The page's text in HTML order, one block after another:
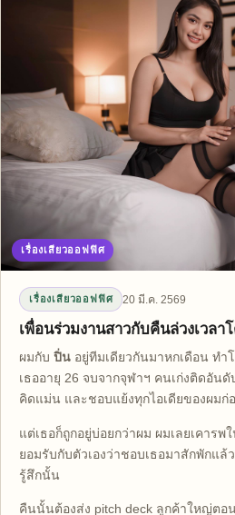
เรื่องเสียวออฟฟิศ
เรื่องเสียวออฟฟิศ 20 มี.ค. 2569
เพื่อนร่วมงานสาวกับคืนล่วงเวลา
ผมกับ ปิ่น อยู่ทีมเดียวกันมาหกเดือน ทำ
เธออายุ 26 จบจากจุฬาฯ คนเก่งติดอัน
คิดแม่น และชอบแย้งทุกไอเดียของผมก่
แต่เธอก็ถูกอยู่บ่อยกว่าผม ผมเลยเคาร
ยอมรับกับตัวเองว่าชอบเธอมาสักพักแล้
รู้สึกนั้น
คืนนั้นต้องส่ง pitch deck ลูกค้าใหญ่ตอ